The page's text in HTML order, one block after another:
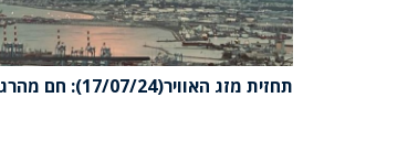
תחזית מזג האוויר(17/07/24): חם מהרגיל לעונה